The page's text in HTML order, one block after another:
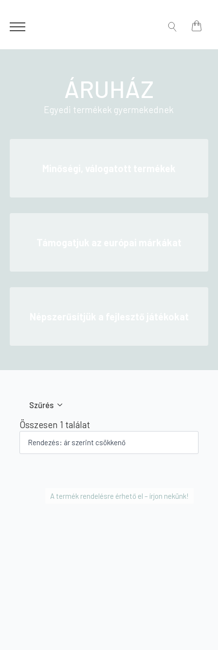
ÁRUHÁZ
Egyedi termékek gyermekednek
Szűrés
Összesen 1 találat
A termék rendelésre érhető el – írjon nekünk!